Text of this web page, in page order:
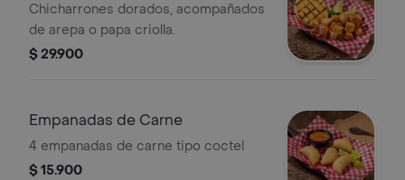
Chicharrones dorados, acompañados
de arepa o papa criolla.
$ 29.900
Empanadas de Carne
4 empanadas de carne tipo coctel
$ 15.900